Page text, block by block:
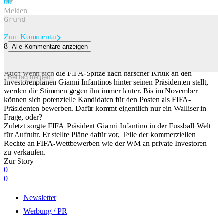
Melden
Beitrag melden
Zum Kommentar
8 Alle Kommentare anzeigen
Auch wenn sich die FIFA-Spitze nach harscher Kritik an den
Investorenplänen Gianni Infantinos hinter seinen Präsidenten stellt,
werden die Stimmen gegen ihn immer lauter. Bis im November
können sich potenzielle Kandidaten für den Posten als FIFA-
Präsidenten bewerben. Dafür kommt eigentlich nur ein Walliser in
Frage, oder?
Zuletzt sorgte FIFA-Präsident Gianni Infantino in der Fussball-Welt
für Aufruhr. Er stellte Pläne dafür vor, Teile der kommerziellen
Rechte an FIFA-Wettbewerben wie der WM an private Investoren
zu verkaufen.
Zur Story
0
0
Newsletter
Werbung / PR